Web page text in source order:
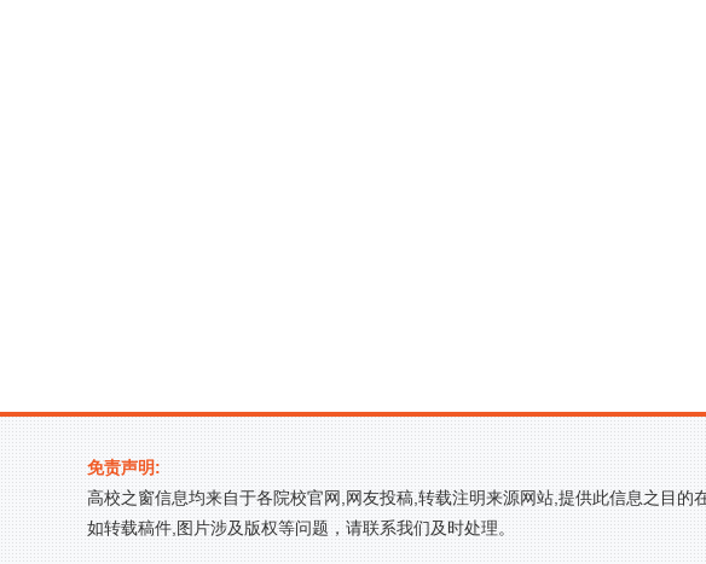
免责声明:
高校之窗信息均来自于各院校官网,网友投稿,转载注明来源网站,提供此信息之目
如转载稿件,图片涉及版权等问题，请联系我们及时处理。